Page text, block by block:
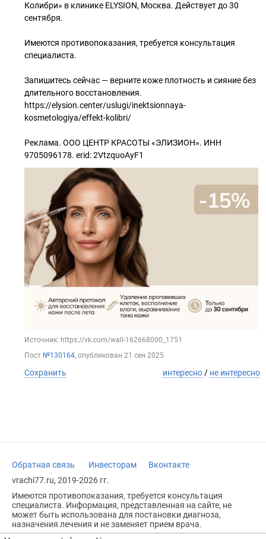
Колибри» в клинике ELYSION, Москва. Действует до 30
сентября.
Имеются противопоказания, требуется консультация
специалиста.
Запишитесь сейчас — верните коже плотность и сияние без
длительного восстановления.
https://elysion.center/uslugi/inektsionnaya-
kosmetologiya/effekt-kolibri/
Реклама. ООО ЦЕНТР КРАСОТЫ «ЭЛИЗИОН». ИНН
9705096178. erid: 2VtzquoAyF1
Источник: https://vk.com/wall-162668000_1751
Пост №130164, опубликован 21 сен 2025
Сохранить интересно / не интересно
Обратная связь Инвесторам
Вконтакте
vrachi77.ru, 2019-2026 гг.
Имеются противопоказания, требуется консультация
специалиста. Информация, представленная на сайте, не
может быть использована для постановки диагноза,
назначения лечения и не заменяет прием врача.